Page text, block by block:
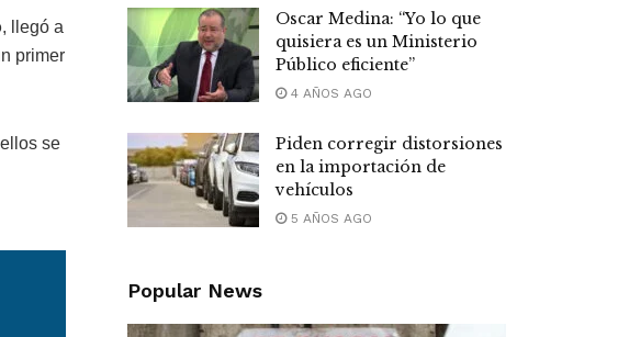
, llegó a
primer
se
Oscar Medina: “Yo lo que
quisiera es un Ministerio
Público eficiente”
4 AÑOS AGO
Piden corregir distorsiones
en la importación de
vehículos
5 AÑOS AGO
Popular News